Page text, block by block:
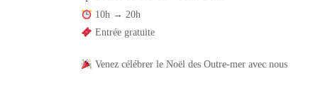
10h → 20h
Entrée gratuite
Venez célébrer le Noël des Outre-mer avec nous